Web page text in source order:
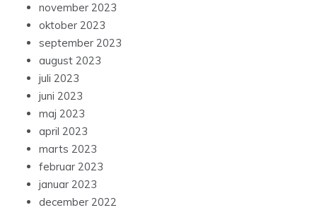
november 2023
oktober 2023
september 2023
august 2023
juli 2023
juni 2023
maj 2023
april 2023
marts 2023
februar 2023
januar 2023
december 2022